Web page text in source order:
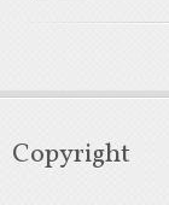
Copyright